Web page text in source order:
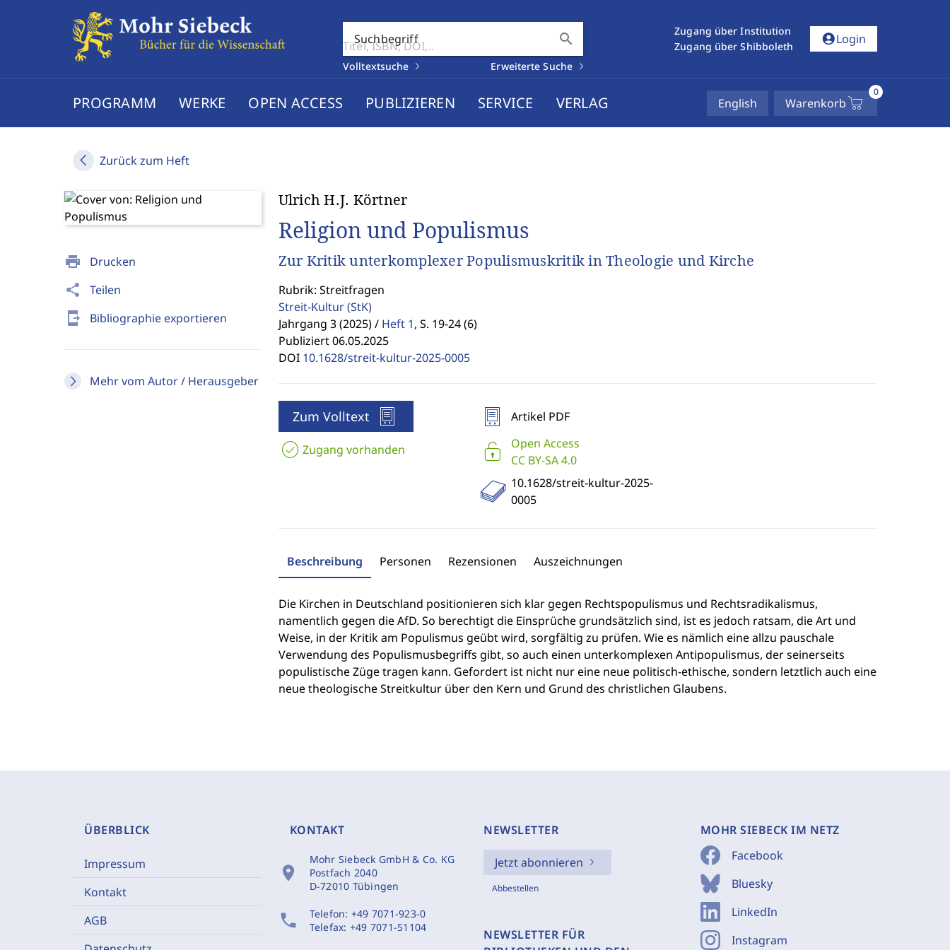
Suchbegriff search
Volltextsuche Erweiterte Suche
Zugang über Institution
Zugang über Shibboleth
account_circleLogin
PROGRAMM WERKE OPEN ACCESS PUBLIZIEREN SERVICE VERLAG English Warenkorb
0
Zurück zum Heft
print Drucken
share Teilen
send_to_mobile Bibliographie exportieren
Mehr vom Autor / Herausgeber
Ulrich H.J. Körtner
Religion und Populismus
Zur Kritik unterkomplexer Populismuskritik in Theologie und Kirche
Rubrik: Streitfragen
Streit-Kultur(StK)
Jahrgang 3 (2025) / Heft 1, S. 19-24 (6)
Publiziert 06.05.2025
DOI 10.1628/streit-kultur-2025-0005
Zum Volltext
Zugang vorhanden
Artikel PDF
Open Access
CC BY-SA 4.0
10.1628/streit-kultur-2025-
0005
Beschreibung Personen Rezensionen Auszeichnungen
Die Kirchen in Deutschland positionieren sich klar gegen Rechtspopulismus und Rechtsradikalismus,
namentlich gegen die AfD. So berechtigt die Einsprüche grundsätzlich sind, ist es jedoch ratsam, die Art und
Weise, in der Kritik am Populismus geübt wird, sorgfältig zu prüfen. Wie es nämlich eine allzu pauschale
Verwendung des Populismusbegriffs gibt, so auch einen unterkomplexen Antipopulismus, der seinerseits
populistische Züge tragen kann. Gefordert ist nicht nur eine neue politisch-ethische, sondern letztlich auch eine
neue theologische Streitkultur über den Kern und Grund des christlichen Glaubens.
ÜBERBLICK
Impressum
Kontakt
AGB
KONTAKT
location_on
Mohr Siebeck GmbH & Co. KG
Postfach 2040
D-72010 Tübingen
phone Telefon: +49 7071-923-0
Telefax: +49 7071-51104
NEWSLETTER
Jetzt abonnieren
Abbestellen
NEWSLETTER FÜR
MOHR SIEBECK IM NETZ
Facebook
Bluesky
LinkedIn
Instagram